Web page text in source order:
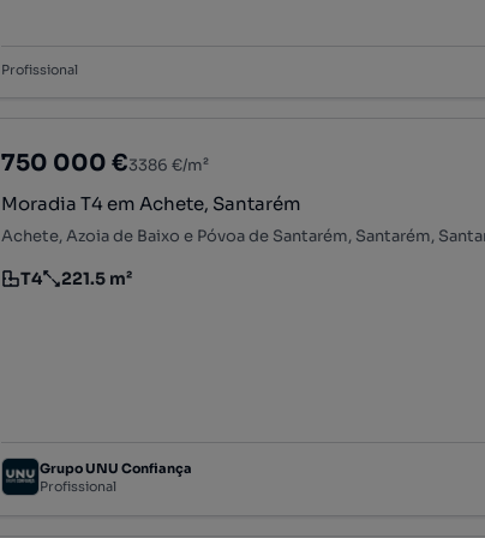
Profissional
750 000 €3386 €/m²
Moradia T4 em Achete, Santarém
Achete, Azoia de Baixo e Póvoa de Santarém, Santarém,
Tipologia
T4
Preço por metro quadrado
221.5 m²
Grupo UNU Confiança
Profissional